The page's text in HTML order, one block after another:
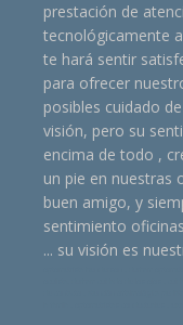
prestación de
tecnológicamente
te hará sentir
para ofrecer
posibles cuidado
visión, pero su
encima de todo ,
un pie en nuestras
buen amigo, y
sentimiento
... su visión es